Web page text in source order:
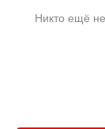
Никто ещё